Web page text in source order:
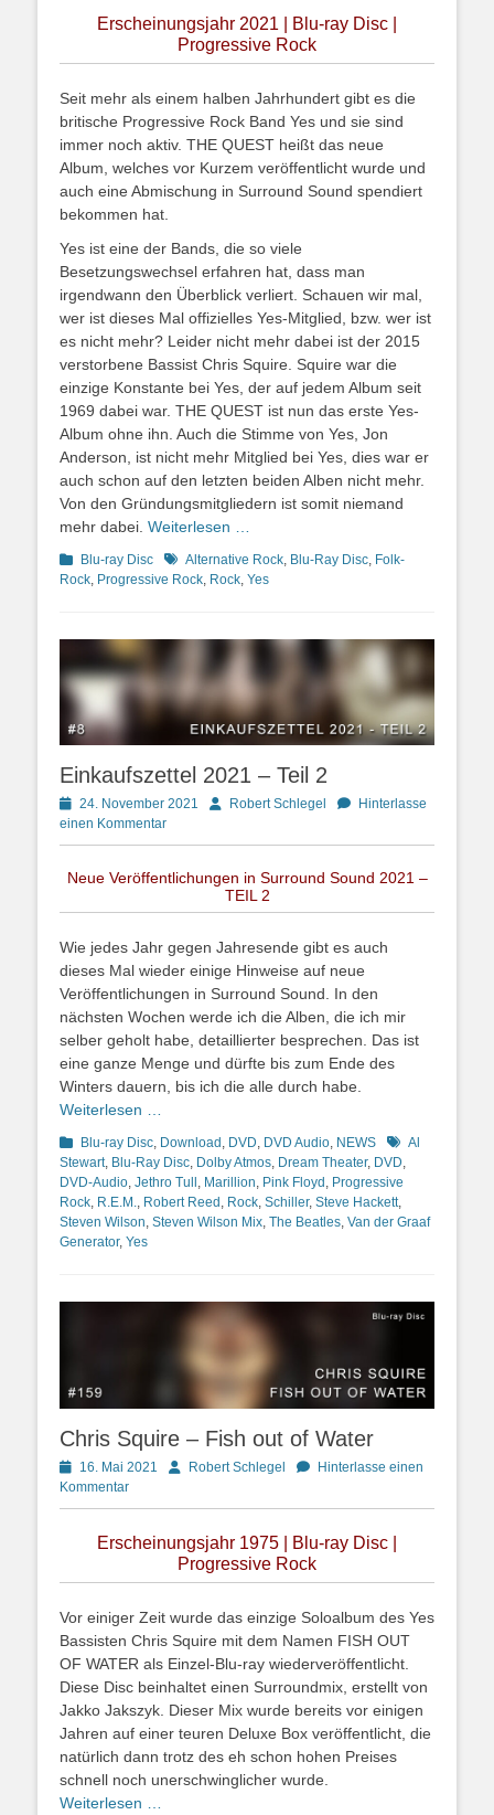
Erscheinungsjahr 2021 | Blu-ray Disc |
Progressive Rock
Seit mehr als einem halben Jahrhundert gibt es die
britische Progressive Rock Band Yes und sie sind
immer noch aktiv. THE QUEST heißt das neue
Album, welches vor Kurzem veröffentlicht wurde und
auch eine Abmischung in Surround Sound spendiert
bekommen hat.
Yes ist eine der Bands, die so viele
Besetzungswechsel erfahren hat, dass man
irgendwann den Überblick verliert. Schauen wir mal,
wer ist dieses Mal offizielles Yes-Mitglied, bzw. wer ist
es nicht mehr? Leider nicht mehr dabei ist der 2015
verstorbene Bassist Chris Squire. Squire war die
einzige Konstante bei Yes, der auf jedem Album seit
1969 dabei war. THE QUEST ist nun das erste Yes-
Album ohne ihn. Auch die Stimme von Yes, Jon
Anderson, ist nicht mehr Mitglied bei Yes, dies war er
auch schon auf den letzten beiden Alben nicht mehr.
Von den Gründungsmitgliedern ist somit niemand
mehr dabei. Weiterlesen …
Kategorien
Blu-ray Disc Schlagworte
Alternative Rock Blu-Ray Disc Folk-
Rock Progressive Rock Rock Yes
Einkaufszettel 2021 – Teil 2
Posted
on
24. November 2021 AutorRobert Schlegel
Hinterlasse
einen Kommentar
Neue Veröffentlichungen in Surround Sound 2021 –
TEIL 2
Wie jedes Jahr gegen Jahresende gibt es auch
dieses Mal wieder einige Hinweise auf neue
Veröffentlichungen in Surround Sound. In den
nächsten Wochen werde ich die Alben, die ich mir
selber geholt habe, detaillierter besprechen. Das ist
eine ganze Menge und dürfte bis zum Ende des
Winters dauern, bis ich die alle durch habe.
Weiterlesen …
Kategorien
Blu-ray Disc, Download , DVD, DVD Audio, NEWS Schlagworte
Al
Stewart, Blu-Ray Disc, Dolby Atmos, Dream Theater, DVD,
DVD-Audio, Jethro Tull , Marillion, Pink Floyd , Progressive
Rock, R.E.M., Robert Reed , Rock, Schiller, Steve Hackett,
Steven Wilson, Steven Wilson Mix, The Beatles, Van der Graaf
Generator, Yes
Chris Squire – Fish out of Water
Posted
on
16. Mai 2021 AutorRobert Schlegel
Hinterlasse einen
Kommentar
Erscheinungsjahr 1975 | Blu-ray Disc |
Progressive Rock
Vor einiger Zeit wurde das einzige Soloalbum des Yes
Bassisten Chris Squire mit dem Namen FISH OUT
OF WATER als Einzel-Blu-ray wiederveröffentlicht.
Diese Disc beinhaltet einen Surroundmix, erstellt von
Jakko Jakszyk. Dieser Mix wurde bereits vor einigen
Jahren auf einer teuren Deluxe Box veröffentlicht, die
natürlich dann trotz des eh schon hohen Preises
schnell noch unerschwinglicher wurde.
Weiterlesen …